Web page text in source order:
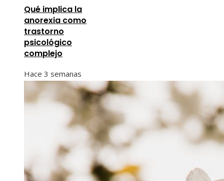
Qué implica la
anorexia como
trastorno
psicológico
complejo
Hace 3 semanas